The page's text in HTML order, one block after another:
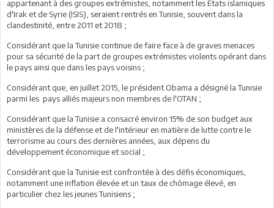
appartenant à des groupes extrémistes, notamment les Etats islamiques
d'Irak et de Syrie (ISIS), seraient rentrés en Tunisie, souvent dans la
clandestinité, entre 2011 et 2018 ;
Considérant que la Tunisie continue de faire face à de graves menaces
pour sa sécurité de la part de groupes extrémistes violents opérant dans
le pays ainsi que dans les pays voisins ;
Considérant que, en juillet 2015, le président Obama a désigné la Tunisie
parmi les pays alliés majeurs non membres de l'OTAN ;
Considérant que la Tunisie a consacré environ 15% de son budget aux
ministères de la défense et de l'intérieur en matière de lutte contre le
terrorisme au cours des dernières années, aux dépens du
développement économique et social ;
Considérant que la Tunisie est confrontée à des défis économiques,
notamment une inflation élevée et un taux de chômage élevé, en
particulier chez les jeunes Tunisiens ;